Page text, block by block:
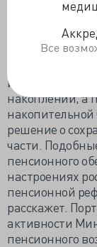
Все
11%
Люди не могут
определении
идею
накоплений, а
накопительной
решение о
части.
пенсионного
настроениях
пенсионной
расскажет.
активности
пенсионного